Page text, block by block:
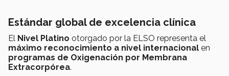
Estándar global de excelencia clínica
El Nivel Platino otorgado por la ELSO representa el
máximo reconocimiento a nivel internacional en
programas de Oxigenación por Membrana
Extracorpórea.